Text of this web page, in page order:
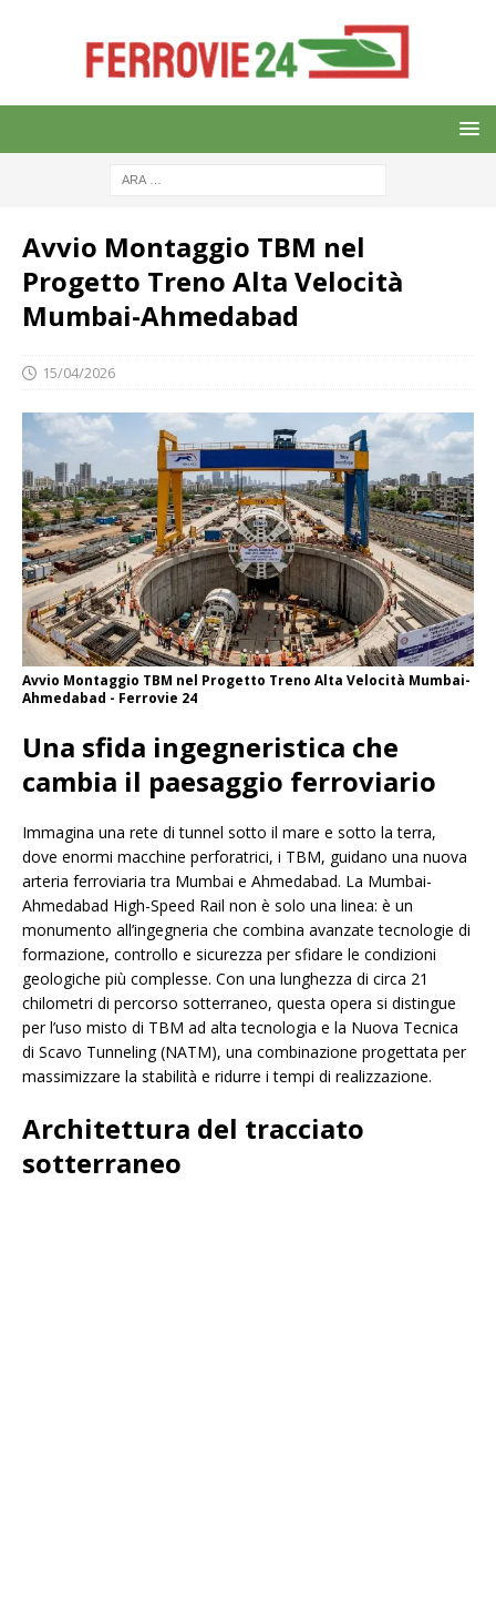
Avvio Montaggio TBM nel
Progetto Treno Alta Velocità
Mumbai-Ahmedabad
15/04/2026
Avvio Montaggio TBM nel Progetto Treno Alta Velocità Mumbai-
Ahmedabad - Ferrovie 24
Una sfida ingegneristica che
cambia il paesaggio ferroviario
Immagina una rete di tunnel sotto il mare e sotto la terra,
dove enormi macchine perforatrici, i TBM, guidano una nuova
arteria ferroviaria tra Mumbai e Ahmedabad. La Mumbai-
Ahmedabad High-Speed ​​Rail non è solo una linea: è un
monumento all’ingegneria che combina avanzate tecnologie di
formazione, controllo e sicurezza per sfidare le condizioni
geologiche più complesse. Con una lunghezza di circa 21
chilometri di percorso sotterraneo, questa opera si distingue
per l’uso misto di TBM ad alta tecnologia e la Nuova Tecnica
di Scavo Tunneling (NATM), una combinazione progettata per
massimizzare la stabilità e ridurre i tempi di realizzazione.
Architettura del tracciato
sotterraneo